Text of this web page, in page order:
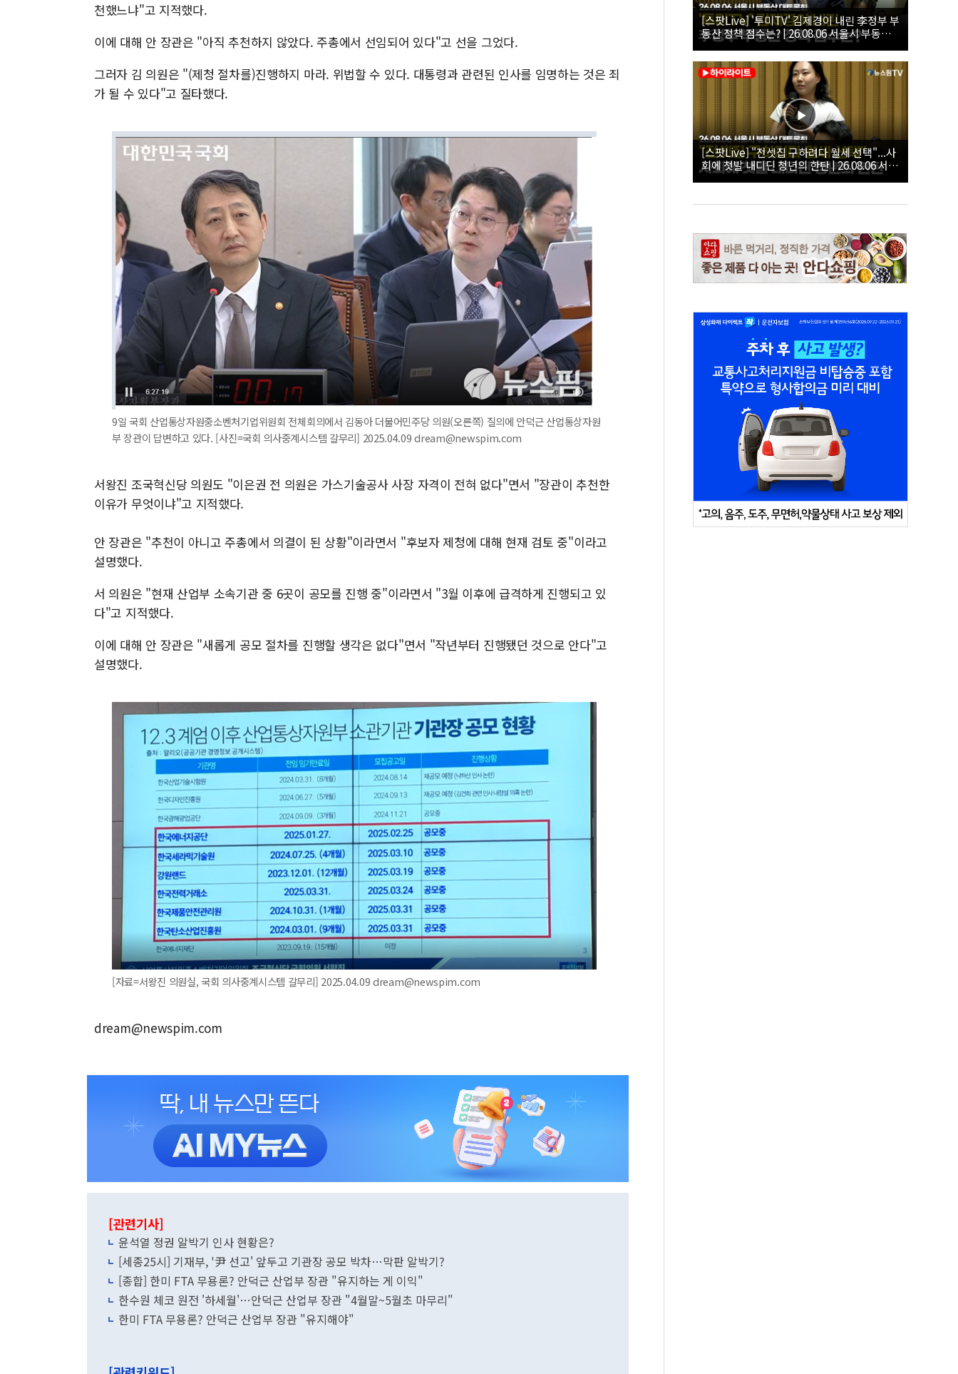
천했느냐"고 지적했다.
이에 대해 안 장관은 "아직 추천하지 않았다. 주총에서 선임되어 있다"고 선을 그었다.
그러자 김 의원은 "(제청 절차를)진행하지 마라. 위법할 수 있다. 대통령과 관련된 인사를 임명하는 것은 죄
가 될 수 있다"고 질타했다.
9일 국회 산업통상자원중소벤처기업위원회 전체회의에서 김동아 더불어민주당 의원(오른쪽) 질의에 안덕근 산업통상자원
부 장관이 답변하고 있다. [사진=국회 의사중계시스템 갈무리] 2025.04.09 dream@newspim.com
서왕진 조국혁신당 의원도 "이은권 전 의원은 가스기술공사 사장 자격이 전혀 없다"면서 "장관이 추천한
이유가 무엇이냐"고 지적했다.
안 장관은 "추천이 아니고 주총에서 의결이 된 상황"이라면서 "후보자 제청에 대해 현재 검토 중"이라고
설명했다.
서 의원은 "현재 산업부 소속기관 중 6곳이 공모를 진행 중"이라면서 "3월 이후에 급격하게 진행되고 있
다"고 지적했다.
이에 대해 안 장관은 "새롭게 공모 절차를 진행할 생각은 없다"면서 "작년부터 진행됐던 것으로 안다"고
설명했다.
[자료=서왕진 의원실, 국회 의사중계시스템 갈무리] 2025.04.09 dream@newspim.com
dream@newspim.com
[관련기사]
윤석열 정권 알박기 인사 현황은?
[세종25시] 기재부, '尹 선고' 앞두고 기관장 공모 박차…막판 알박기?
[종합] 한미 FTA 무용론? 안덕근 산업부 장관 "유지하는 게 이익"
한수원 체코 원전 '하세월'…안덕근 산업부 장관 "4월말~5월초 마무리"
한미 FTA 무용론? 안덕근 산업부 장관 "유지해야"
[스팟Live] '투미TV' 김제경이 내린 李정부 부
동산 정책 점수는? | 26.08.06 서울시 부동산
대토론회
[스팟Live] "전셋집 구하려다 월세 선택"...사
회에 첫발 내디딘 청년의 한탄 | 26.08.06 서울
시 부동산 대토론회